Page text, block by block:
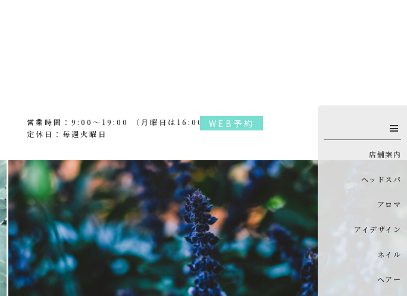
営業時間：9:00～19:00 （月曜日は16:00まで）
定休日：毎週火曜日
WEB予約
店舗案内
ヘッドスパ
アロマ
アイデザイン
ネイル
ヘアー